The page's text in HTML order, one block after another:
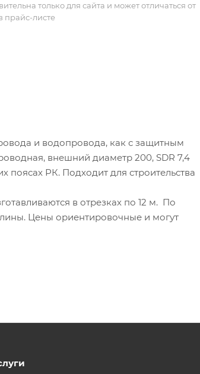
только для сайта и может отличаться от
прайс-листе
и водопровода, как с защитным
внешний диаметр 200, SDR 7,4
поясах РК. Подходит для строительства
в отрезках по 12 м. По
Цены ориентировочные и могут